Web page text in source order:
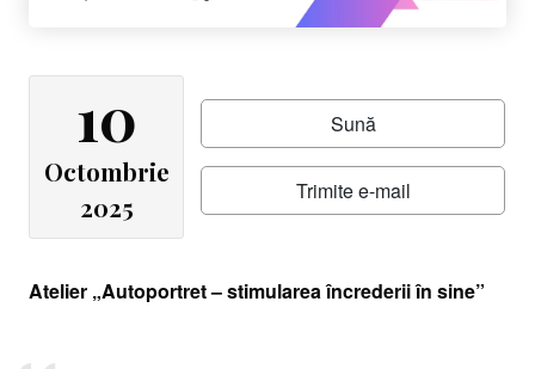
10
Octombrie
2025
Sună
Trimite e-mail
Atelier „Autoportret – stimularea încrederii în sine”